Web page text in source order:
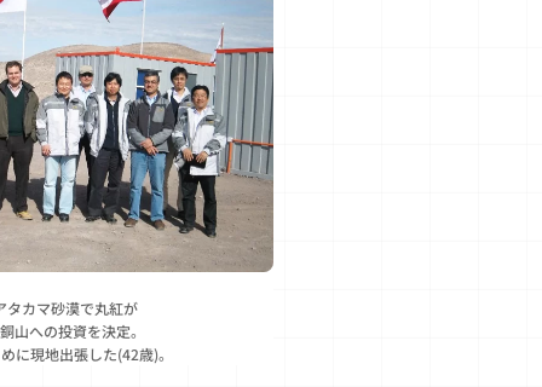
タカマ砂漠で丸紅が
山への投資を決定。
に現地出張した(42歳)。